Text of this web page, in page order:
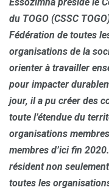
Essozimna préside le
du TOGO (CSSC
Fédération de toutes
organisations de la
orienter à travailler
pour impacter
jour, il a pu créer des
toute l’étendue du
organisations
membres d’ici fin
résident non
toutes les